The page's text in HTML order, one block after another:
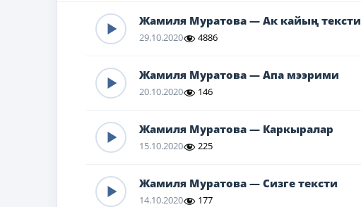
Жамиля Муратова — Ак кайың тексти
29.10.2020 4886
Жамиля Муратова — Апа мээрими
20.10.2020 146
Жамиля Муратова — Каркыралар
15.10.2020 225
Жамиля Муратова — Сизге тексти
14.10.2020 177